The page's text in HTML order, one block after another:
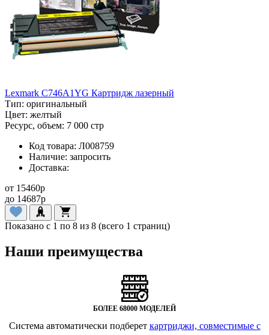
Lexmark C746A1YG Картридж лазерный
Тип: оригинальный
Цвет: желтый
Ресурс, объем: 7 000 стр
Код товара: Л008759
Наличие: запросить
Доставка:
от 15460p
до 14687p
Показано с 1 по 8 из 8 (всего 1 страниц)
Наши преимущества
БОЛЕЕ 68000 МОДЕЛЕЙ
Система автоматически подберет картриджи, совместимые с